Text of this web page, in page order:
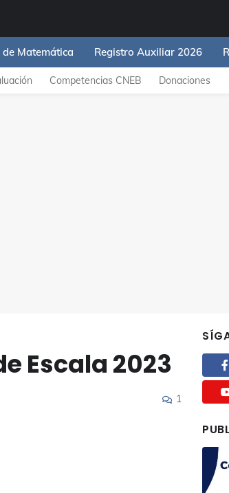
Matemática Registro Auxiliar 2026
Competencias CNEB Donaciones
Escala 2023
1